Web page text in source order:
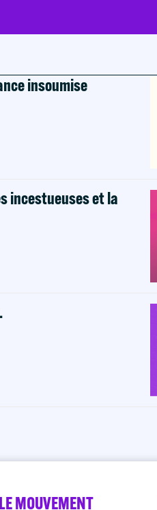
insoumise
incestueuses et la
LE MOUVEMENT